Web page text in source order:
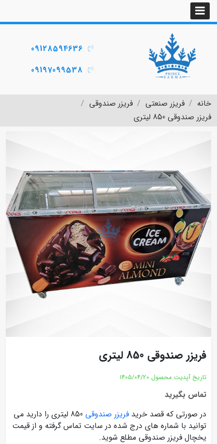
09128594636
09197099538
خانه فریزر صنعتی
فریزر صندوقی
فریزر صندوقی 850 لیتری
فریزر صندوقی 850 لیتری
تاریخ آپدیت محصول 1405/04/20
تماس بگیرید
در صورتی که قصد خرید فریزر صندوقی
850 لیتری را دارید می
توانید با شماره های درج شده در سایت تماس گرفته و از قیمت
یخچال فریزر صندوقی مطلع شوید.